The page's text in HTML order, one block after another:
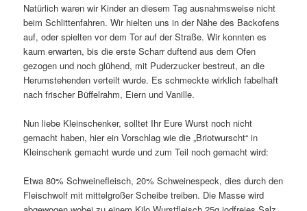
Natürlich waren wir Kinder an diesem Tag ausnahmsweise nicht
beim Schlittenfahren. Wir hielten uns in der Nähe des Backofens
auf, oder spielten vor dem Tor auf der Straße. Wir konnten es
kaum erwarten, bis die erste Scharr duftend aus dem Ofen
gezogen und noch glühend, mit Puderzucker bestreut, an die
Herumstehenden verteilt wurde. Es schmeckte wirklich fabelhaft
nach frischer Büffelrahm, Eiern und Vanille.
Nun liebe Kleinschenker, solltet Ihr Eure Wurst noch nicht
gemacht haben, hier ein Vorschlag wie die „Briotwurscht“ in
Kleinschenk gemacht wurde und zum Teil noch gemacht wird:
Etwa 80% Schweinefleisch, 20% Schweinespeck, dies durch den
Fleischwolf mit mittelgroßer Scheibe treiben. Die Masse wird